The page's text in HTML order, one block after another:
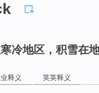
冷地区，积雪在
释义 英英释义